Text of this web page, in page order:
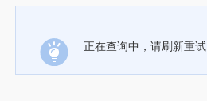
正在查询中，请刷新重试